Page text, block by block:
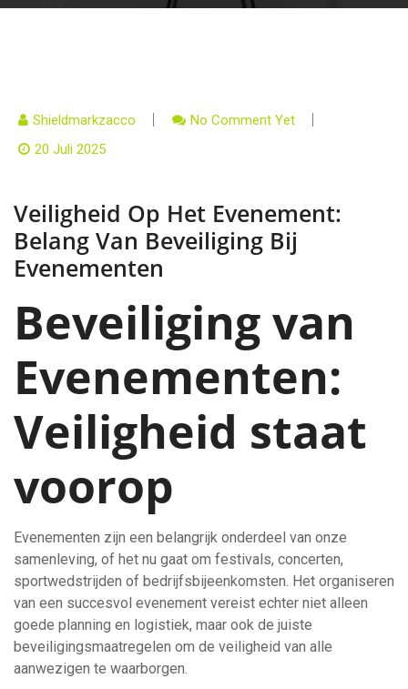
Shieldmarkzacco
No Comment Yet
20 Juli 2025
Veiligheid Op Het Evenement:
Belang Van Beveiliging Bij
Evenementen
Beveiliging van
Evenementen:
Veiligheid staat
voorop
Evenementen zijn een belangrijk onderdeel van onze
samenleving, of het nu gaat om festivals, concerten,
sportwedstrijden of bedrijfsbijeenkomsten. Het organiseren
van een succesvol evenement vereist echter niet alleen
goede planning en logistiek, maar ook de juiste
beveiligingsmaatregelen om de veiligheid van alle
aanwezigen te waarborgen.